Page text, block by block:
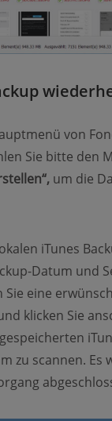
von
Sie bitte den
um die
iTunes
Datum und
Sie eine
klicken Sie
zu scannen. Es